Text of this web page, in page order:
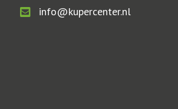
info@kupercenter.nl